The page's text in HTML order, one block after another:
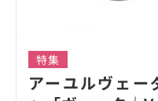
特集
アーユルヴェー